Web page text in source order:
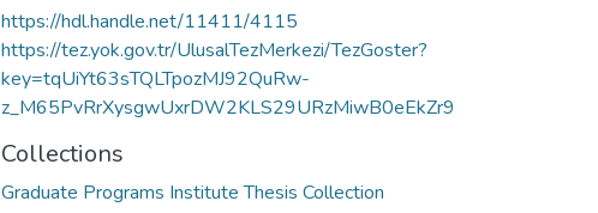
https://hdl.handle.net/11411/4115
https://tez.yok.gov.tr/UlusalTezMerkezi/TezGoster?
key=tqUiYt63sTQLTpozMJ92QuRw-
z_M65PvRrXysgwUxrDW2KLS29URzMiwB0eEkZr9
Collections
Graduate Programs Institute Thesis Collection